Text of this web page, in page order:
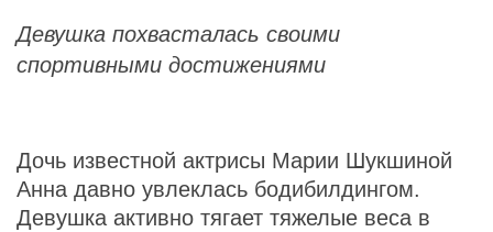
Девушка похвасталась своими
спортивными достижениями
Дочь известной актрисы Марии Шукшиной
Анна давно увлеклась бодибилдингом.
Девушка активно тягает тяжелые веса в